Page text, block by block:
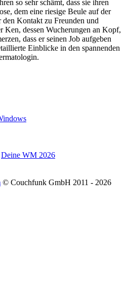
so sehr schämt, dass sie ihren
dem eine riesige Beule auf der
den Kontakt zu Freunden und
Ken, dessen Wucherungen an Kopf,
dass er seinen Job aufgeben
Einblicke in den spannenden
Deine WM 2026
© Couchfunk GmbH 2011 - 2026